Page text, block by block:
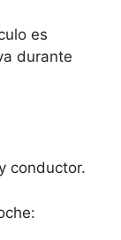
es
durante
conductor.